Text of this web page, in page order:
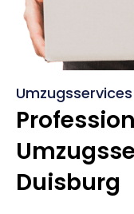
Duisburg